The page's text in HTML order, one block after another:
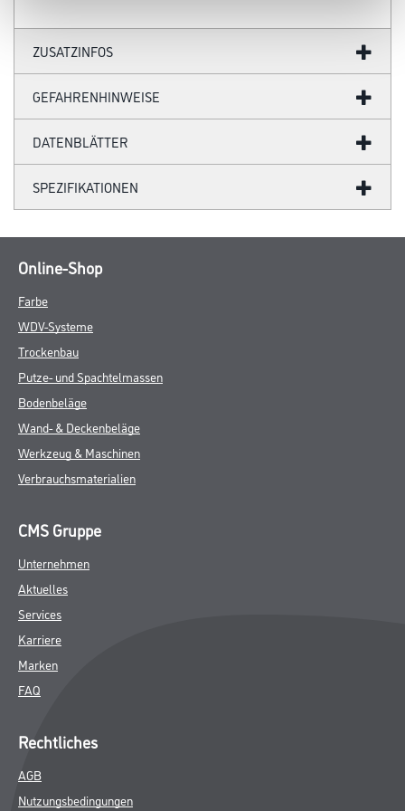
ZUSATZINFOS
GEFAHRENHINWEISE
DATENBLÄTTER
SPEZIFIKATIONEN
Online-Shop
Farbe
WDV-Systeme
Trockenbau
Putze- und Spachtelmassen
Bodenbeläge
Wand- & Deckenbeläge
Werkzeug & Maschinen
Verbrauchsmaterialien
CMS Gruppe
Unternehmen
Aktuelles
Services
Karriere
Marken
FAQ
Rechtliches
AGB
Nutzungsbedingungen